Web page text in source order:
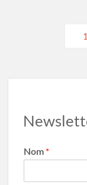
1
Nom *